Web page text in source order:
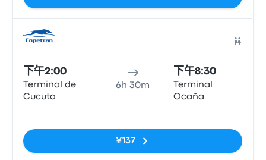
下午2:00
Terminal de
Cucuta
6h 30m
下午8:30
Terminal
Ocaña
¥137